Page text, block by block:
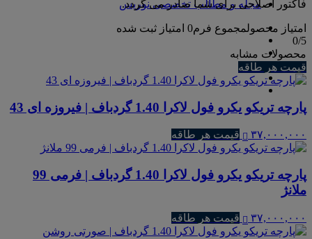
مجله و مطالب تخصصی نوریس
فاکتور اصلاحی برای شما صادر می گردد.
امتیاز محصولمجموع فرم0 امتیاز ثبت شده
0/5
محصولات مشابه
قیمت هر طاقه
پارچه تریکو یکرو فول لاکرا 1.40 گردباف | فیروزه ای 43
۳۷,۰۰۰,۰۰۰ قیمت هر طاقه
پارچه تریکو یکرو فول لاکرا 1.40 گردباف | فرمی 99
ملانژ
۳۷,۰۰۰,۰۰۰ قیمت هر طاقه